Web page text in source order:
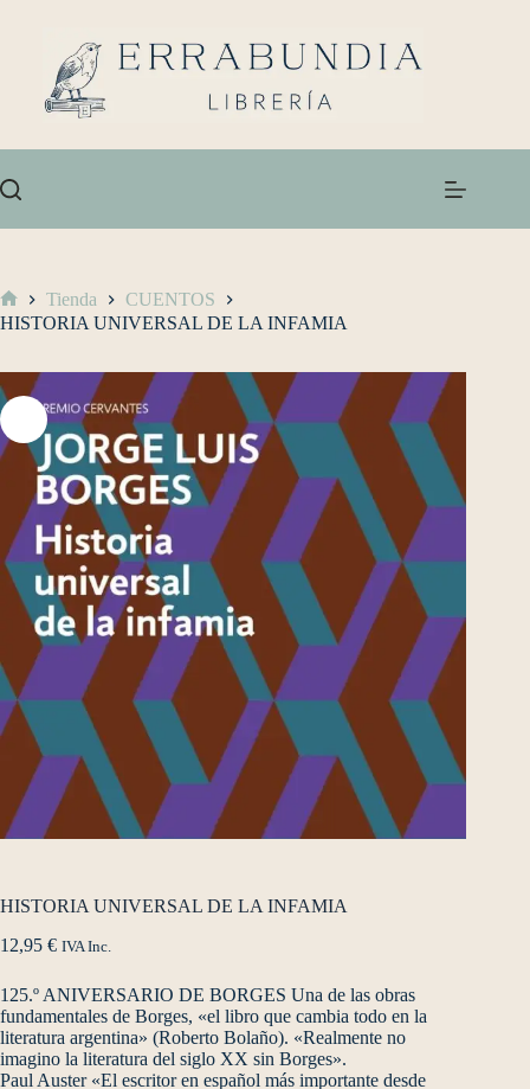
Tienda
CUENTOS
HISTORIA UNIVERSAL DE LA INFAMIA
HISTORIA UNIVERSAL DE LA INFAMIA
12,95 € IVA Inc.
125.º ANIVERSARIO DE BORGES Una de las obras
fundamentales de Borges, «el libro que cambia todo en la
literatura argentina» (Roberto Bolaño). «Realmente no
imagino la literatura del siglo XX sin Borges».
Paul Auster «El escritor en español más importante desde